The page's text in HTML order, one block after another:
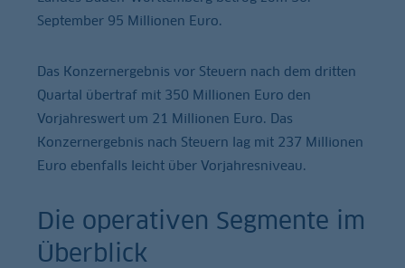
September 95 Millionen Euro.
Das Konzernergebnis vor Steuern nach dem dritten
Quartal übertraf mit 350 Millionen Euro den
Vorjahreswert um 21 Millionen Euro. Das
Konzernergebnis nach Steuern lag mit 237 Millionen
Euro ebenfalls leicht über Vorjahresniveau.
Die operativen Segmente im
Überblick